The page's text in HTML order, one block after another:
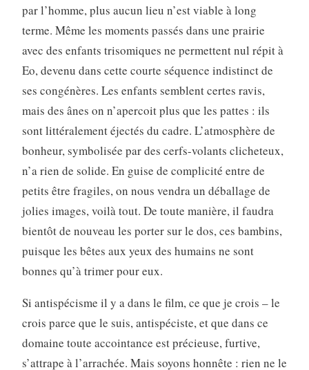
par l’homme, plus aucun lieu n’est viable à long
terme. Même les moments passés dans une prairie
avec des enfants trisomiques ne permettent nul répit à
Eo, devenu dans cette courte séquence indistinct de
ses congénères. Les enfants semblent certes ravis,
mais des ânes on n’apercoit plus que les pattes : ils
sont littéralement éjectés du cadre. L’atmosphère de
bonheur, symbolisée par des cerfs-volants clicheteux,
n’a rien de solide. En guise de complicité entre de
petits être fragiles, on nous vendra un déballage de
jolies images, voilà tout. De toute manière, il faudra
bientôt de nouveau les porter sur le dos, ces bambins,
puisque les bêtes aux yeux des humains ne sont
bonnes qu’à trimer pour eux.
Si antispécisme il y a dans le film, ce que je crois – le
crois parce que le suis, antispéciste, et que dans ce
domaine toute accointance est précieuse, furtive,
s’attrape à l’arrachée. Mais soyons honnête : rien ne le